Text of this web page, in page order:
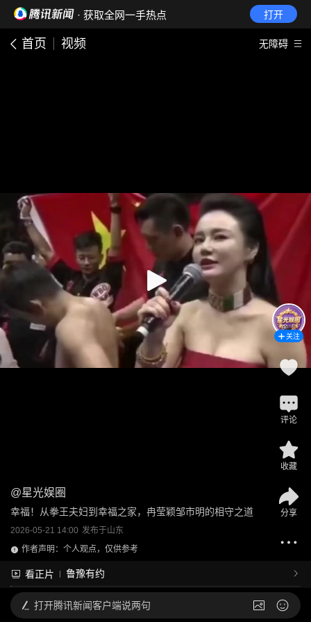
· 获取全网一手热点 打开
首页 视频 无障碍
@星光娱圈
幸福！从拳王夫妇到幸福之家，冉莹颖邹市明的相守之道
2026-05-21 14:00 发布于山东
作者声明：个人观点，仅供参考
看正片 鲁豫有约
关注
评论
收藏
分享
打开腾讯新闻客户端说两句